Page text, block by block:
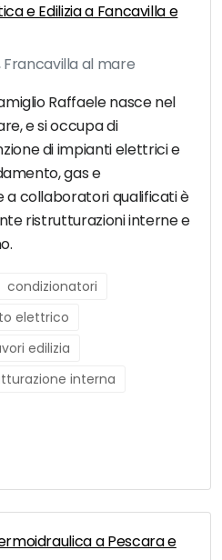
e Edilizia a Fancavilla e
Francavilla al mare
Raffaele nasce nel
e si occupa di
di impianti elettrici e
gas e
a collaboratori qualificati è
ristrutturazioni interne e
condizionatori
elettrico
edilizia
interna
a Pescara e